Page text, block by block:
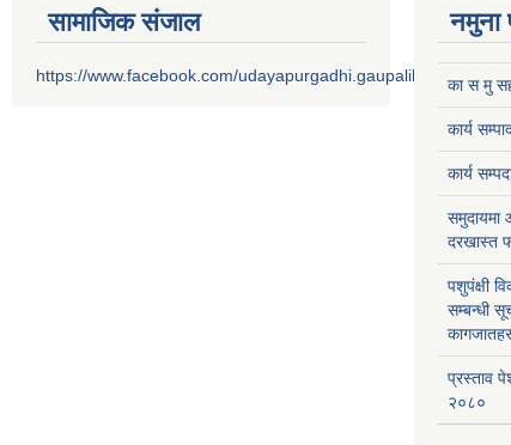
सामाजिक संजाल
https://www.facebook.com/udayapurgadhi.gaupalika
नमुना
का स मु
कार्य
कार्य
समुदायमा
दरखास्त
पशुपंक्षी
सम्बन्धी
प्रस्ताव
२०८०